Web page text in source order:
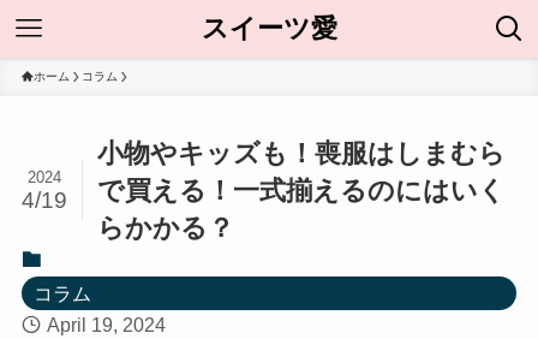
スイーツ愛
ホーム コラム
小物やキッズも！喪服はしまむら
で買える！一式揃えるのにはいく
らかかる？
2024
4/19
コラム
April 19, 2024